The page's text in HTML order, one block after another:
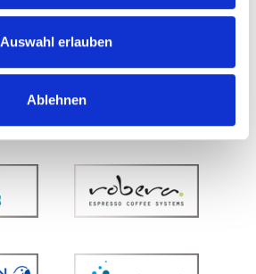
Auswahl erlauben
Ablehnen